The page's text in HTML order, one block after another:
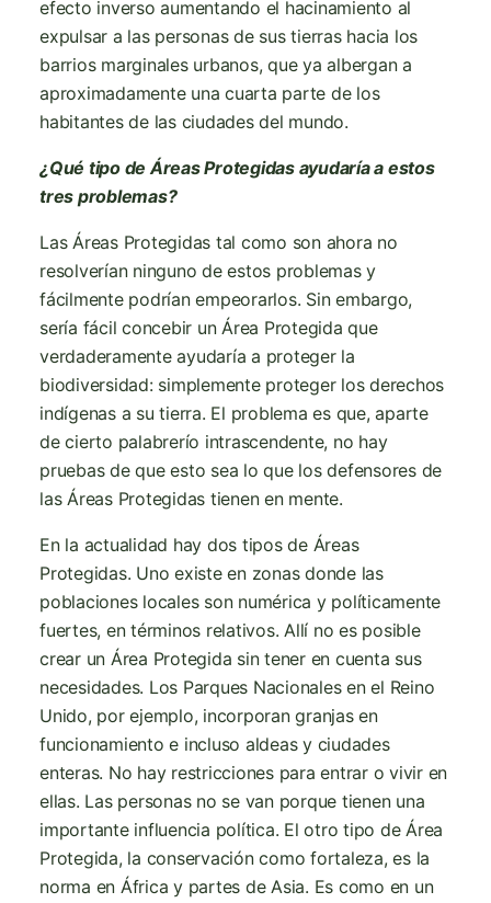
efecto inverso aumentando el hacinamiento al
expulsar a las personas de sus tierras hacia los
barrios marginales urbanos, que ya albergan a
aproximadamente una cuarta parte de los
habitantes de las ciudades del mundo.
¿Qué tipo de Áreas Protegidas ayudaría a estos
tres problemas?
Las Áreas Protegidas tal como son ahora no
resolverían ninguno de estos problemas y
fácilmente podrían empeorarlos. Sin embargo,
sería fácil concebir un Área Protegida que
verdaderamente ayudaría a proteger la
biodiversidad: simplemente proteger los derechos
indígenas a su tierra. El problema es que, aparte
de cierto palabrerío intrascendente, no hay
pruebas de que esto sea lo que los defensores de
las Áreas Protegidas tienen en mente.
En la actualidad hay dos tipos de Áreas
Protegidas. Uno existe en zonas donde las
poblaciones locales son numérica y políticamente
fuertes, en términos relativos. Allí no es posible
crear un Área Protegida sin tener en cuenta sus
necesidades. Los Parques Nacionales en el Reino
Unido, por ejemplo, incorporan granjas en
funcionamiento e incluso aldeas y ciudades
enteras. No hay restricciones para entrar o vivir en
ellas. Las personas no se van porque tienen una
importante influencia política. El otro tipo de Área
Protegida, la conservación como fortaleza, es la
norma en África y partes de Asia. Es como en un